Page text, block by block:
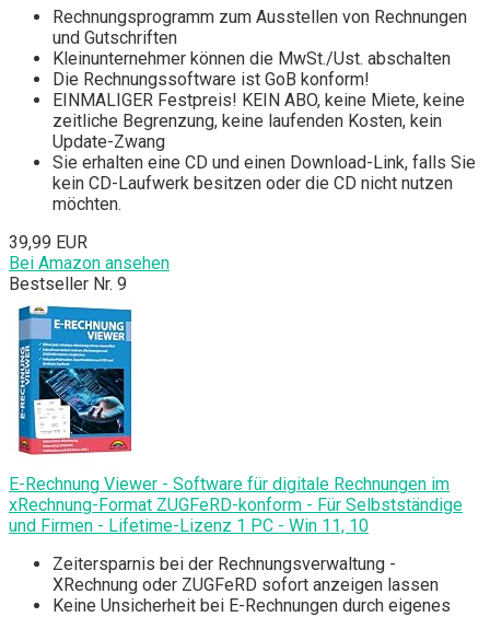
Rechnungsprogramm zum Ausstellen von Rechnungen
und Gutschriften
Kleinunternehmer können die MwSt./Ust. abschalten
Die Rechnungssoftware ist GoB konform!
EINMALIGER Festpreis! KEIN ABO, keine Miete, keine
zeitliche Begrenzung, keine laufenden Kosten, kein
Update-Zwang
Sie erhalten eine CD und einen Download-Link, falls Sie
kein CD-Laufwerk besitzen oder die CD nicht nutzen
möchten.
39,99 EUR
Bei Amazon ansehen
Bestseller Nr. 9
E-Rechnung Viewer - Software für digitale Rechnungen im
xRechnung-Format ZUGFeRD-konform - Für Selbstständige
und Firmen - Lifetime-Lizenz 1 PC - Win 11, 10
Zeitersparnis bei der Rechnungsverwaltung -
XRechnung oder ZUGFeRD sofort anzeigen lassen
Keine Unsicherheit bei E-Rechnungen durch eigenes